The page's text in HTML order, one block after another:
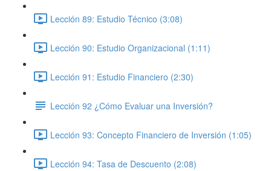
Lección 89: Estudio Técnico (3:08)
Lección 90: Estudio Organizacional (1:11)
Lección 91: Estudio Financiero (2:30)
Lección 92 ¿Cómo Evaluar una Inversión?
Lección 93: Concepto Financiero de Inversión (1:05)
Lección 94: Tasa de Descuento (2:08)